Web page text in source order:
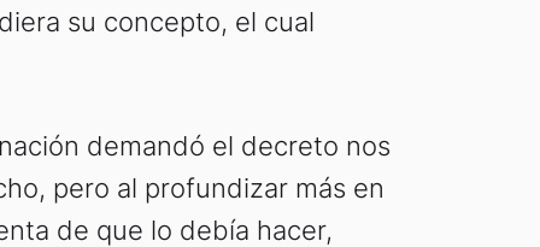
su concepto, el cual
demandó el decreto nos
pero al profundizar más en
de que lo debía hacer,